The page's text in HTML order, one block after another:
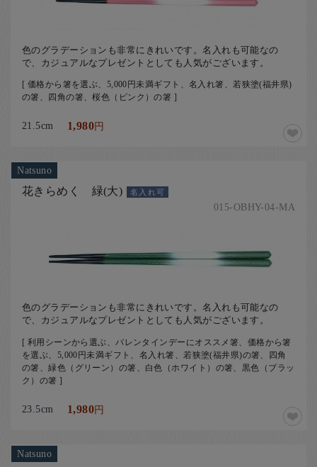
色のグラデーションも非常にきれいです。名入れも可能なの
で、カジュアルなプレゼントとしても人気がございます。
[ 価格から箸を選ぶ、5,000円未満ギフト、名入れ箸、若狭塗(福井県)
の箸、四角の箸、桜色（ピンク）の箸 ]
21.5cm 1,980円
Natsuno
花きらめく 緑(大) 名入れ可
015-OBHY-04-MA
色のグラデーションも非常にきれいです。名入れも可能なの
で、カジュアルなプレゼントとしても人気がございます。
[ 利用シーンから選ぶ、バレンタインデーにオススメ箸、価格から箸
を選ぶ、5,000円未満ギフト、名入れ箸、若狭塗(福井県)の箸、四角
の箸、緑色（グリーン）の箸、白色（ホワイト）の箸、黒色（ブラッ
ク）の箸 ]
23.5cm 1,980円
Natsuno